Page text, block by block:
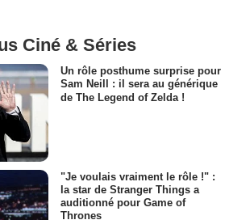
Ciné & Séries
Un rôle posthume surprise pour
Sam Neill : il sera au générique
de The Legend of Zelda !
"Je voulais vraiment le rôle !" :
la star de Stranger Things a
auditionné pour Game of
Thrones